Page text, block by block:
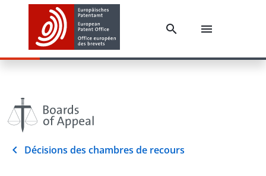
Décisions des chambres de recours